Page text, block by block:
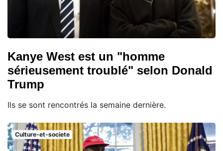
Kanye West est un "homme
sérieusement troublé" selon Donald
Trump
Ils se sont rencontrés la semaine dernière.
Culture-et-societe